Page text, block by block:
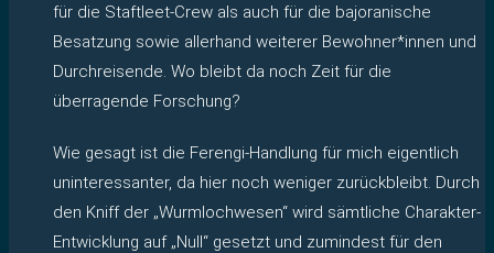
für die Staftleet-Crew als auch für die bajoranische
Besatzung sowie allerhand weiterer Bewohner*innen und
Durchreisende. Wo bleibt da noch Zeit für die
überragende Forschung?
Wie gesagt ist die Ferengi-Handlung für mich eigentlich
uninteressanter, da hier noch weniger zurückbleibt. Durch
den Kniff der „Wurmlochwesen“ wird sämtliche Charakter-
Entwicklung auf „Null“ gesetzt und zumindest für den